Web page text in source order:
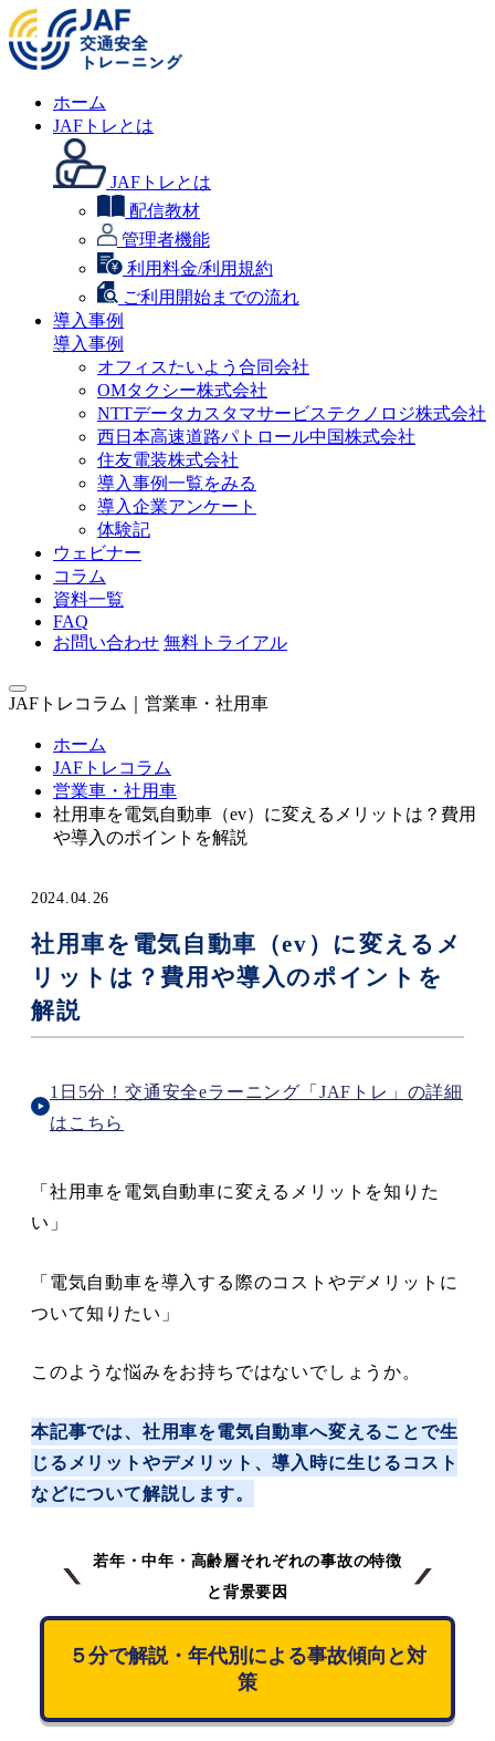
ホーム
JAFトレとは
JAFトレとは
配信教材
管理者機能
利用料金/利用規約
ご利用開始までの流れ
導入事例
導入事例
オフィスたいよう合同会社
OMタクシー株式会社
NTTデータカスタマサービステクノロジ株式会社
西日本高速道路パトロール中国株式会社
住友電装株式会社
導入事例一覧をみる
導入企業アンケート
体験記
ウェビナー
コラム
資料一覧
FAQ
お問い合わせ 無料トライアル
JAFトレコラム｜営業車・社用車
ホーム
JAFトレコラム
営業車・社用車
社用車を電気自動車（ev）に変えるメリットは？費用
や導入のポイントを解説
2024.04.26
社用車を電気自動車（ev）に変えるメ
リットは？費用や導入のポイントを
解説
1日5分！交通安全eラーニング「JAFトレ」の詳細
はこちら
「社用車を電気自動車に変えるメリットを知りた
い」
「電気自動車を導入する際のコストやデメリットに
ついて知りたい」
このような悩みをお持ちではないでしょうか。
本記事では、社用車を電気自動車へ変えることで生
じるメリットやデメリット、導入時に生じるコスト
などについて解説します。
若年・中年・高齢層それぞれの事故の特徴
と背景要因
５分で解説・年代別による事故傾向と対
策